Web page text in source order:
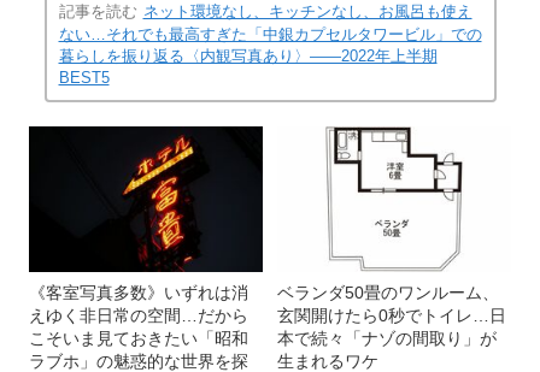
記事を読む ネット環境なし、キッチンなし、お風呂も使え
ない…それでも最高すぎた「中銀カプセルタワービル」での
暮らしを振り返る〈内観写真あり〉――2022年上半期
BEST5
《客室写真多数》いずれは消
えゆく非日常の空間…だから
こそいま見ておきたい「昭和
ラブホ」の魅惑的な世界を探
ベランダ50畳のワンルーム、
玄関開けたら0秒でトイレ…日
本で続々「ナゾの間取り」が
生まれるワケ